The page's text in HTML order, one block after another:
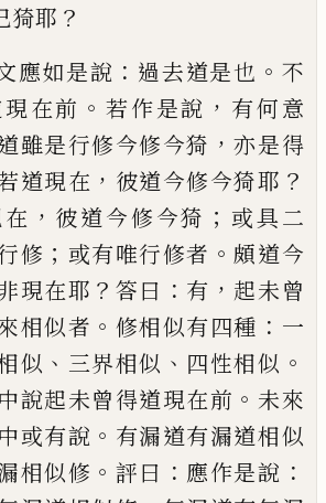
猗耶 ？
應如是說 ： 過去道是也 。 不
在前 。 若作是說 ， 有何意
雖是行修今修今猗 ，亦是得
道現在 ， 彼道今修今猗耶 ？
， 彼道今修今猗 ； 或具二
修 ； 或有唯行修者 。頗道今
現在耶 ？ 答曰 ： 有 ， 起未曾
相似者 。 修相似有四種 ： 一
似 、 三界相似 、 四性相似 。
說起未曾得道現在前 。 未來
或有說 。 有漏道有漏道相似
相似修 。 評曰 ： 應作是說 ：